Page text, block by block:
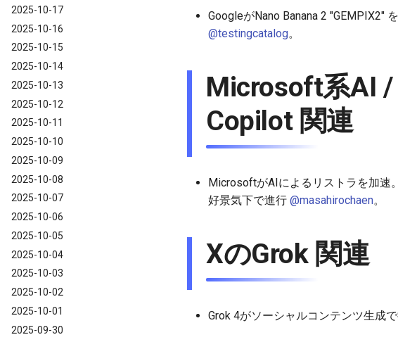
2025-10-17
2025-10-16
2025-10-15
2025-10-14
2025-10-13
2025-10-12
2025-10-11
2025-10-10
2025-10-09
2025-10-08
2025-10-07
2025-10-06
2025-10-05
2025-10-04
2025-10-03
2025-10-02
2025-10-01
2025-09-30
GoogleがNano Banana 2 "GEMPIX2"
@testingcatalog。
Microsoft系AI
Copilot 関連
MicrosoftがAIによるリストラを加速
好景気下で進行 @masahirochaen。
XのGrok 関連
Grok 4がソーシャルコンテンツ生成